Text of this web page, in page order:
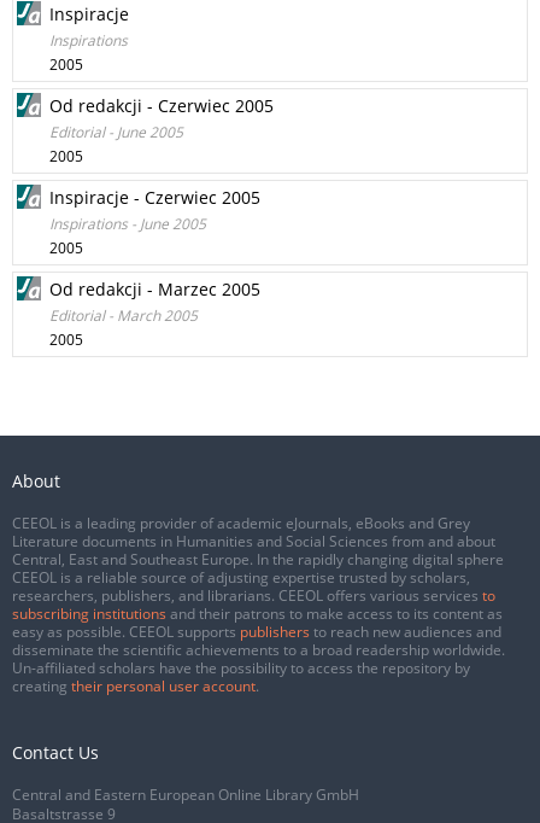
Inspiracje
Inspirations
2005
Od redakcji - Czerwiec 2005
Editorial - June 2005
2005
Inspiracje - Czerwiec 2005
Inspirations - June 2005
2005
Od redakcji - Marzec 2005
Editorial - March 2005
2005
About
CEEOL is a leading provider of academic eJournals, eBooks and Grey
Literature documents in Humanities and Social Sciences from and about
Central, East and Southeast Europe. In the rapidly changing digital sphere
CEEOL is a reliable source of adjusting expertise trusted by scholars,
researchers, publishers, and librarians. CEEOL offers various services to
subscribing institutions and their patrons to make access to its content as
easy as possible. CEEOL supports publishers to reach new audiences and
disseminate the scientific achievements to a broad readership worldwide.
Un-affiliated scholars have the possibility to access the repository by
creating their personal user account.
Contact Us
Central and Eastern European Online Library GmbH
Basaltstrasse 9